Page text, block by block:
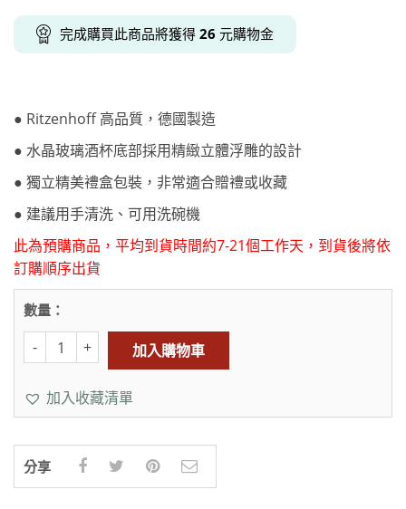
完成購買此商品將獲得 26 元購物金
● Ritzenhoff 高品質，德國製造
● 水晶玻璃酒杯底部採用精緻立體浮雕的設計
● 獨立精美禮盒包裝，非常適合贈禮或收藏
● 建議用手清洗、可用洗碗機
此為預購商品，平均到貨時間約7-21個工作天，到貨後將依
訂購順序出貨
數量：
加入購物車
加入收藏清單
分享